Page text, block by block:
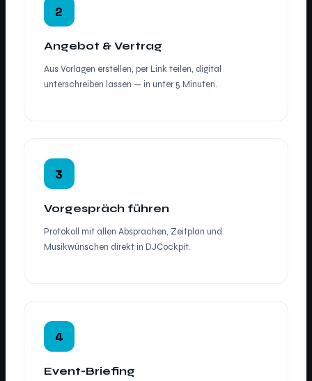
2
Angebot & Vertrag
Aus Vorlagen erstellen, per Link teilen, digital
unterschreiben lassen — in unter 5 Minuten.
3
Vorgespräch führen
Protokoll mit allen Absprachen, Zeitplan und
Musikwünschen direkt in DJCockpit.
4
Event-Briefing